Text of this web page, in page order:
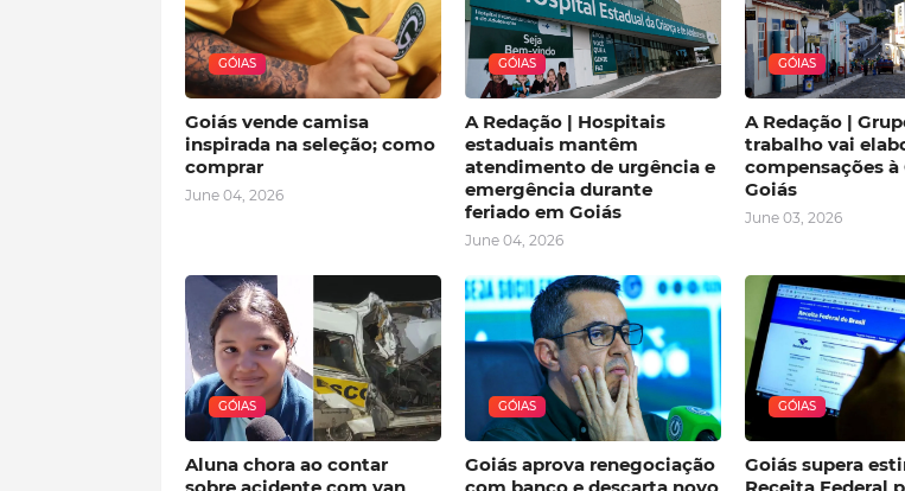
GÓIAS
Goiás vende camisa
inspirada na seleção; como
comprar
June 04, 2026
GÓIAS
A Redação | Hospitais
estaduais mantêm
atendimento de urgência e
emergência durante
feriado em Goiás
June 04, 2026
GÓIAS
A Redação |
trabalho vai
compensações à
Goiás
June 03, 2026
GÓIAS
Aluna chora ao contar
GÓIAS
Goiás aprova renegociação
GÓIAS
Goiás supera